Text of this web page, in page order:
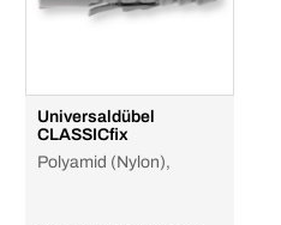
Universaldübel
CLASSICfix
Polyamid (Nylon),